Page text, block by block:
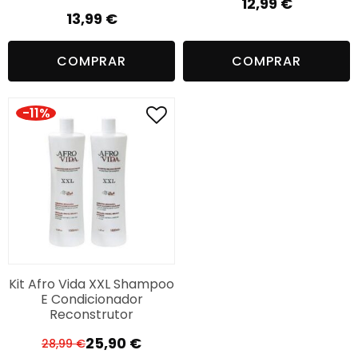
13,99 €
COMPRAR COMPRAR
-11%
Kit Afro Vida XXL Shampoo
E Condicionador
Reconstrutor
28,99€ O
25,90 €
O